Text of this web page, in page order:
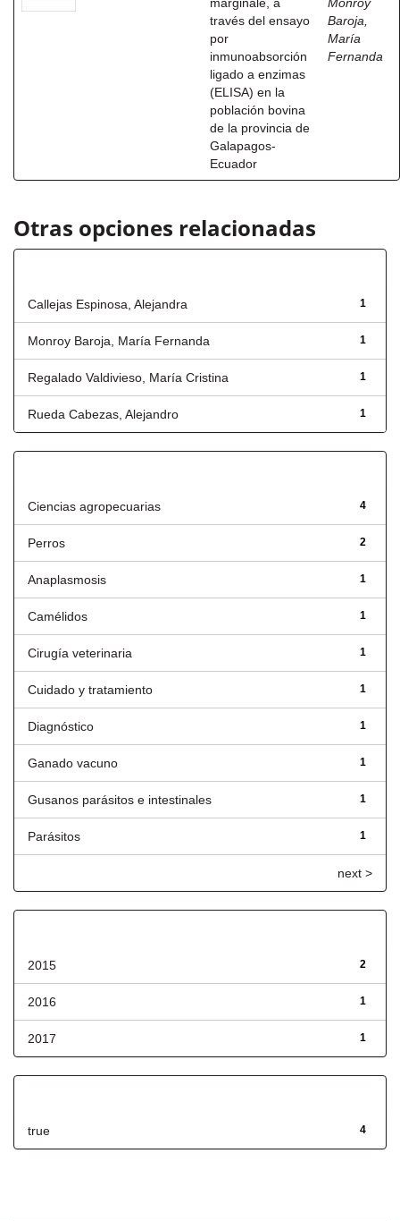
través del ensayo
por
inmunoabsorción
ligado a enzimas
(ELISA) en la
población bovina
de la provincia de
Galapagos-
Ecuador
Baroja,
María
Fernanda
Otras opciones relacionadas
1
Callejas Espinosa, Alejandra
1
Monroy Baroja, María Fernanda
1
Regalado Valdivieso, María Cristina
1
Rueda Cabezas, Alejandro
4
Ciencias agropecuarias
2
Perros
1
Anaplasmosis
1
Camélidos
1
Cirugía veterinaria
1
Cuidado y tratamiento
1
Diagnóstico
1
Ganado vacuno
1
Gusanos parásitos e intestinales
1
Parásitos
next >
2
2015
1
2016
1
2017
4
true